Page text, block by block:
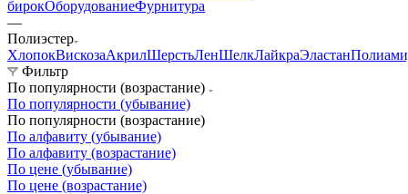
бирокОборудованиеФурнитура
—
Полиэстер
ХлопокВискозаАкрилШерстьЛенШелкЛайкраЭластан
Фильтр
По популярности (возрастание)
По популярности (убывание)
По популярности (возрастание)
По алфавиту (убывание)
По алфавиту (возрастание)
По цене (убывание)
По цене (возрастание)